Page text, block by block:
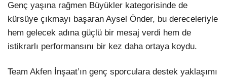
Genç yaşına rağmen Büyükler kategorisinde de
kürsüye çıkmayı başaran Aysel Önder, bu dereceleriyle
hem gelecek adına güçlü bir mesaj verdi hem de
istikrarlı performansını bir kez daha ortaya koydu.
Team Akfen İnşaat’ın genç sporculara destek yaklaşımı